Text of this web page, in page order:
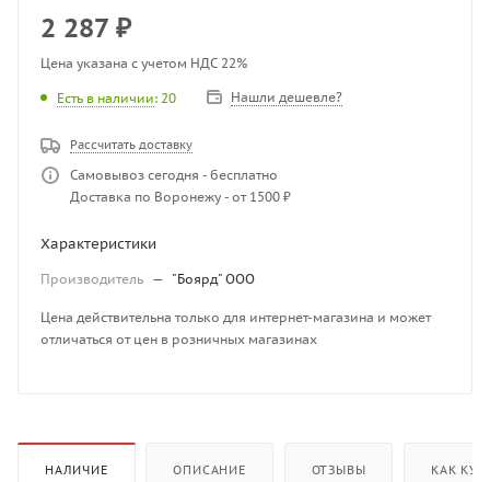
2 287 ₽
Цена указана с учетом НДС 22%
Есть в наличии: 20 Нашли дешевле?
Рассчитать доставку
Самовывоз сегодня - бесплатно
Доставка по Воронежу - от 1500 ₽
Характеристики
Производитель — "Боярд" ООО
Цена действительна только для интернет-магазина и может
отличаться от цен в розничных магазинах
НАЛИЧИЕ ОПИСАНИЕ ОТЗЫВЫ КАК